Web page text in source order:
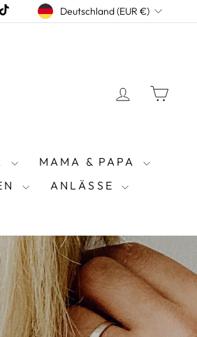
TikTok WÄHRUNG
Deutschland (EUR €)
MAMA & PAPA
ANLÄSSE